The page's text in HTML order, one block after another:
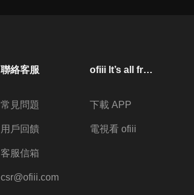
聯絡客服
常見問題
用戶回饋
客服信箱
csr@ofiii.com
ofiii lt’s all free
下載 APP
電視看 ofiii